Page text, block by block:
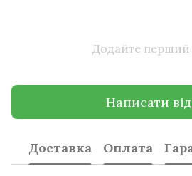
Додайте перший
Написати
Доставка Оплата